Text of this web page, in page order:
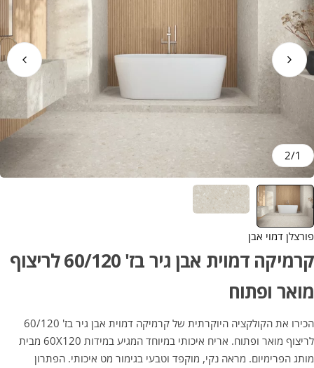
1
/
2
פורצלן דמוי אבן
קרמיקה דמוית אבן גיר בז' 60/120 לריצוף
מואר ופתוח
הכירו את הקולקציה היוקרתית של קרמיקה דמוית אבן גיר בז' 60/120
לריצוף מואר ופתוח. אריח איכותי במיוחד המגיע במידות 60X120 מבית
מותג הפרימיום. מראה נקי, מוקפד וטבעי בגימור מט איכותי. הפתרון